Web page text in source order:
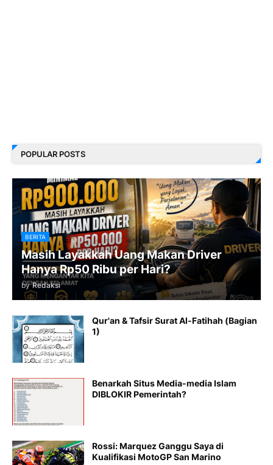
POPULAR POSTS
BERITA
Masih Layakkah Uang Makan Driver
Hanya Rp50 Ribu per Hari?
by Redaksi
Qur'an & Tafsir Surat Al-Fatihah (Bagian
1)
Benarkah Situs Media-media Islam
DIBLOKIR Pemerintah?
Rossi: Marquez Ganggu Saya di
Kualifikasi MotoGP San Marino